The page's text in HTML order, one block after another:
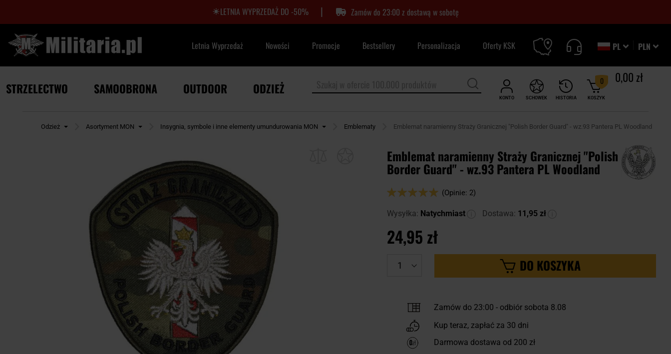
LETNIA WYPRZEDAŻ DO -50% | Zamów do 23:00 z dostawą w sobotę
PLN
PL
Letnia Wyprzedaż Nowości Promocje Bestsellery Personalizacja Oferty KSK
KONTO HISTORIA
SCHOWEK KOSZYK
0 0,00 zł
STRZELECTWO SAMOOBRONA OUTDOOR ODZIEŻ
Odzież Asortyment MON Insygnia, symbole i inne elementy umundurowania MON Emblematy Emblemat naramienny Straży Granicznej "Polish Border Guard" - wz.93 Pantera PL Woodland
Emblemat naramienny Straży Granicznej "Polish
Border Guard" - wz.93 Pantera PL Woodland
Ocena:
(Opinie: 2)
Wysyłka: Natychmiast Dostawa: 11,95 zł
24,95 zł
DO KOSZYKA
Zamów do 23:00 -odbiór sobota 8.08
Kup teraz, zapłać za 30 dni
Darmowa dostawa od 200 zł